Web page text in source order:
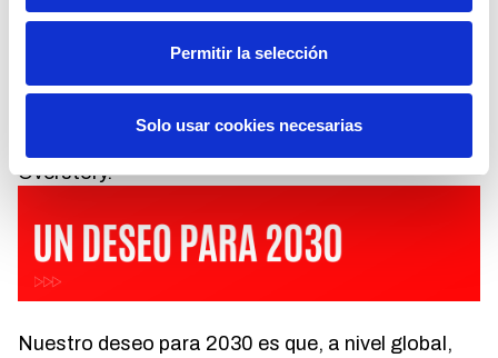
Permitir la selección
Solo usar cookies necesarias
árboles y nos inspiran. En nuestra reunión
miembro diferente del equipo elige un nuevo árbol
para enseñarlo a todos. Cuando alcanzamos
ciertos hitos como empresa, plantamos árboles
Overstory.
Nuestro deseo para 2030 es que, a nivel global,